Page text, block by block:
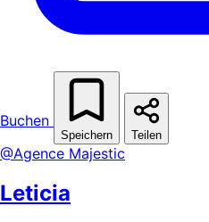
Buchen
Speichern Teilen
@Agence Majestic
Leticia